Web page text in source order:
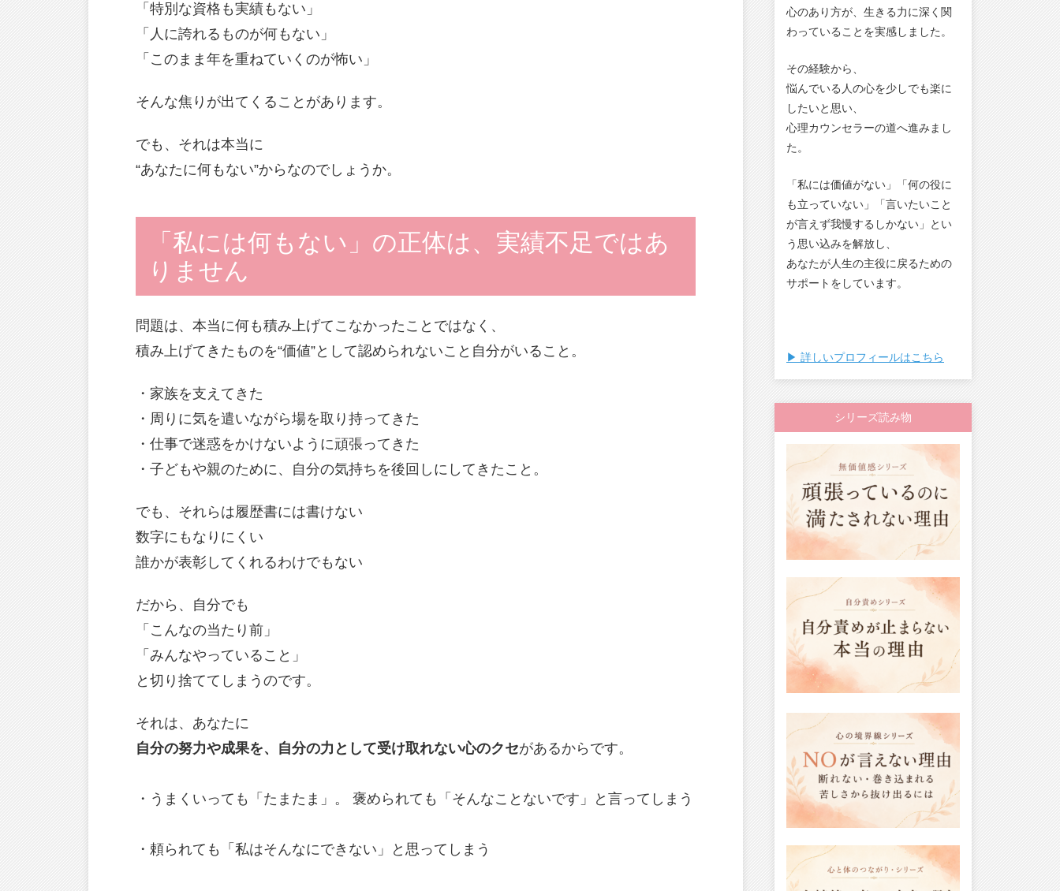
「特別な資格も実績もない」
「人に誇れるものが何もない」
「このまま年を重ねていくのが怖い」
そんな焦りが出てくることがあります。
でも、それは本当に
“あなたに何もない”からなのでしょうか。
「私には何もない」の正体は、実績不足ではあ
りません
問題は、本当に何も積み上げてこなかったことではなく、
積み上げてきたものを“価値”として認められないこと自分がいること。
・家族を支えてきた
・周りに気を遣いながら場を取り持ってきた
・仕事で迷惑をかけないように頑張ってきた
・子どもや親のために、自分の気持ちを後回しにしてきたこと。
でも、それらは履歴書には書けない
数字にもなりにくい
誰かが表彰してくれるわけでもない
だから、自分でも
「こんなの当たり前」
「みんなやっていること」
と切り捨ててしまうのです。
それは、あなたに
自分の努力や成果を、自分の力として受け取れない心のクセがあるからです。
・うまくいっても「たまたま」。 褒められても「そんなことないです」と言ってしまう
・頼られても「私はそんなにできない」と思ってしまう
心のあり方が、生きる力に深く関
わっていることを実感しました。
その経験から、
悩んでいる人の心を少しでも楽に
したいと思い、
心理カウンセラーの道へ進みまし
た。
「私には価値がない」「何の役に
も立っていない」「言いたいこと
が言えず我慢するしかない」とい
う思い込みを解放し、
あなたが人生の主役に戻るための
サポートをしています。
▶︎ 詳しいプロフィールはこちら
シリーズ読み物